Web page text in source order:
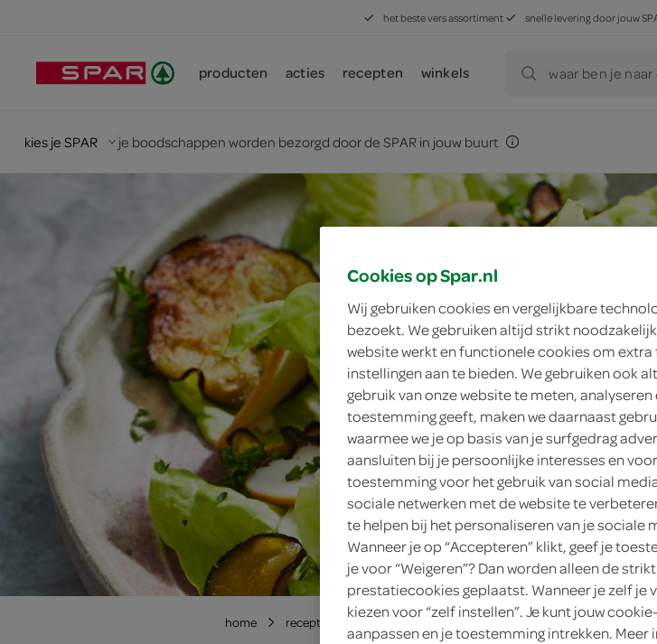
het beste vers assortiment snelle levering door jouw
producten acties recepten winkels waar ben je naar
kies je SPAR je boodschappen worden bezorgd door de SPAR in jouw buurt
home recepten kropsla met gerookte kip en auberginechips
Cookies op Spar.nl
Wij gebruiken cookies en vergelijkbare
bezoekt. We gebruiken altijd strikt
website werkt en functionele cookies om
instellingen aan te bieden. We gebruiken ook
gebruik van onze website te meten,
toestemming geeft, maken we daarnaast
waarmee we je op basis van je surfgedrag
aansluiten bij je persoonlijke interesses en
toestemming voor het gebruik van social
sociale netwerken met de website te
te helpen bij het personaliseren van je sociale
Wanneer je op “Accepteren” klikt, geef je
je voor “Weigeren”? Dan worden alleen de
prestatiecookies geplaatst. Wanneer je zelf je
kiezen voor “zelf instellen”. Je kunt jouw
aanpassen en je toestemming intrekken.